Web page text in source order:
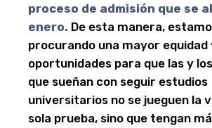
proceso de admisión que se
enero. De esta manera,
procurando una mayor equidad
oportunidades para que las y
que sueñan con seguir estudios
universitarios no se jueguen la
sola prueba, sino que tengan